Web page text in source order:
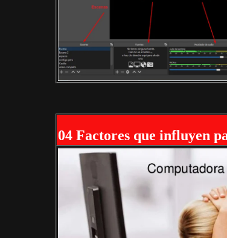
04 Factores que influyen